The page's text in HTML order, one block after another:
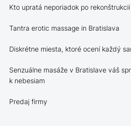
Kto upratá neporiadok po
Tantra erotic massage in Bratislava
Diskrétne miesta, ktoré ocení každý
Senzuálne masáže v Bratislave váš
k nebesiam
Predaj firmy